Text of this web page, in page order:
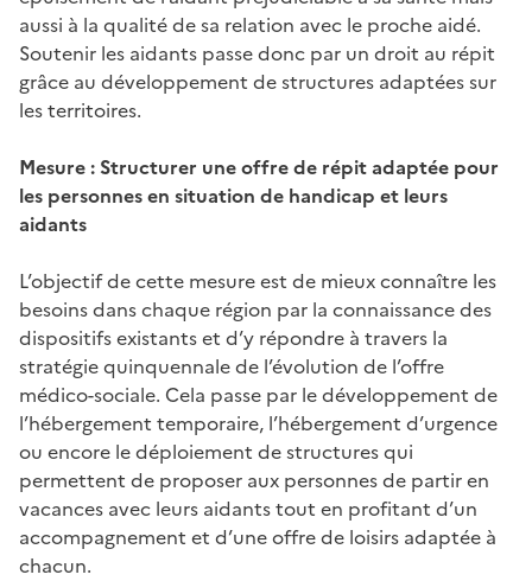
aussi à la qualité de sa relation avec le proche aidé.
Soutenir les aidants passe donc par un droit au répit
grâce au développement de structures adaptées sur
les territoires.
Mesure : Structurer une offre de répit adaptée pour
les personnes en situation de handicap et leurs
aidants
L’objectif de cette mesure est de mieux connaître les
besoins dans chaque région par la connaissance des
dispositifs existants et d’y répondre à travers la
stratégie quinquennale de l’évolution de l’offre
médico-sociale. Cela passe par le développement de
l’hébergement temporaire, l’hébergement d’urgence
ou encore le déploiement de structures qui
permettent de proposer aux personnes de partir en
vacances avec leurs aidants tout en profitant d’un
accompagnement et d’une offre de loisirs adaptée à
chacun.